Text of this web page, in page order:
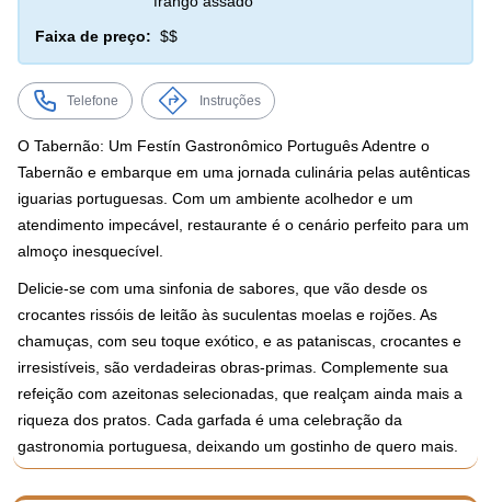
Faixa de preço: $$
Telefone Instruções
O Tabernão: Um Festín Gastronômico Português Adentre o
Tabernão e embarque em uma jornada culinária pelas autênticas
iguarias portuguesas. Com um ambiente acolhedor e um
atendimento impecável, restaurante é o cenário perfeito para um
almoço inesquecível.
Delicie-se com uma sinfonia de sabores, que vão desde os
crocantes rissóis de leitão às suculentas moelas e rojões. As
chamuças, com seu toque exótico, e as pataniscas, crocantes e
irresistíveis, são verdadeiras obras-primas. Complemente sua
refeição com azeitonas selecionadas, que realçam ainda mais a
riqueza dos pratos. Cada garfada é uma celebração da
gastronomia portuguesa, deixando um gostinho de quero mais.